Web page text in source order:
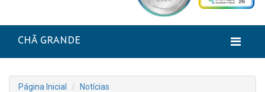
CHÃ GRANDE
Página Inicial
Notícias